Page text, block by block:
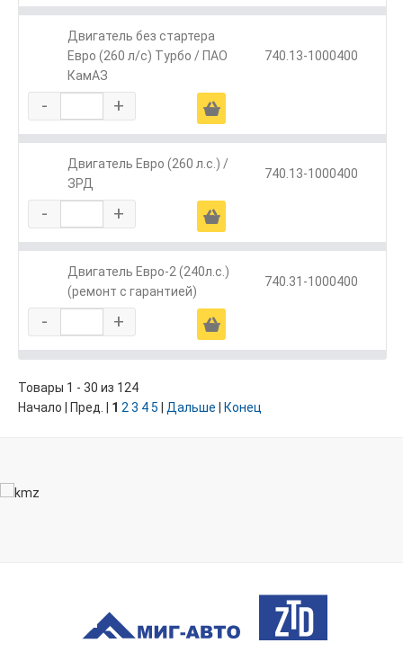
Двигатель без стартера
Евро (260 л/с) Турбо / ПАО
КамАЗ
740.13-1000400
- + Ä
Двигатель Евро (260 л.с.) /
ЗРД
740.13-1000400
- + Ä
Двигатель Евро-2 (240л.с.)
(ремонт с гарантией)
740.31-1000400
- + Ä
Товары 1 - 30 из 124
Начало | Пред. | 1 23 45 Дальше Конец